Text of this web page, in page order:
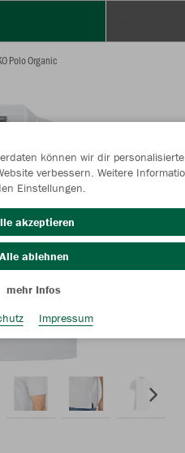
Polo Organic
können wir dir personalisierte
verbessern. Weitere
Einstellungen.
akzeptieren
Alle ablehnen
mehr Infos
Impressum